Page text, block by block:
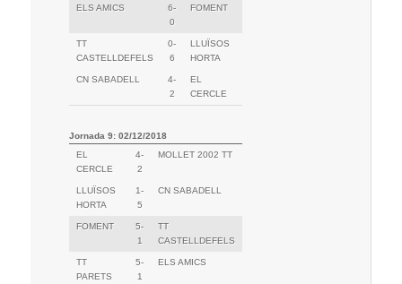
ELS AMICS
6-
0
FOMENT
TT
CASTELLDEFELS
0-
6
LLUÏSOS
HORTA
CN SABADELL
4-
2
EL
CERCLE
Jornada 9: 02/12/2018
EL
CERCLE
4-
2
MOLLET 2002 TT
LLUÏSOS
HORTA
1-
5
CN SABADELL
FOMENT
5-
1
TT
CASTELLDEFELS
TT
PARETS
5-
1
ELS AMICS